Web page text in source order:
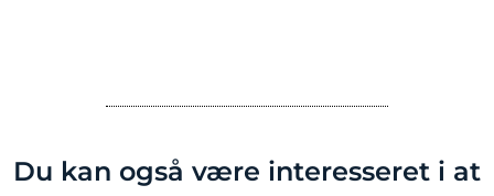
Du kan også være interesseret i at